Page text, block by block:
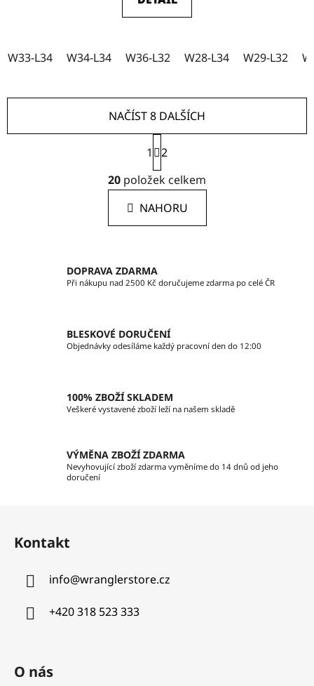
W33-L34 W34-L34 W36-L32 W28-L34 W29-L32
O
v
l
á
d
í
p
k
y
p
i
u
NAČÍST 8 DALŠÍCH
S
t
r
á
n
k
í
1
2
20 položek celkem
NAHORU
DOPRAVA ZDARMA
Při nákupu nad 2500 Kč doručujeme zdarma po celé ČR
BLESKOVÉ DORUČENÍ
Objednávky odesíláme každý pracovní den do 12:00
100% ZBOŽÍ SKLADEM
Veškeré vystavené zboží leží na našem skladě
VÝMĚNA ZBOŽÍ ZDARMA
Nevyhovující zboží zdarma vyměníme do 14 dnů od jeho
doručení
Kontakt
info@wranglerstore.cz
+420 318 523 333
O nás